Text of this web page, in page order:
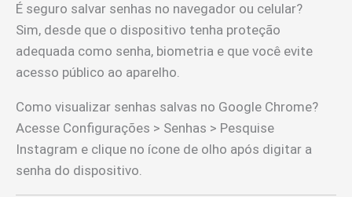
É seguro salvar senhas no navegador ou celular?
Sim, desde que o dispositivo tenha proteção
adequada como senha, biometria e que você evite
acesso público ao aparelho.
Como visualizar senhas salvas no Google Chrome?
Acesse Configurações > Senhas > Pesquise
Instagram e clique no ícone de olho após digitar a
senha do dispositivo.